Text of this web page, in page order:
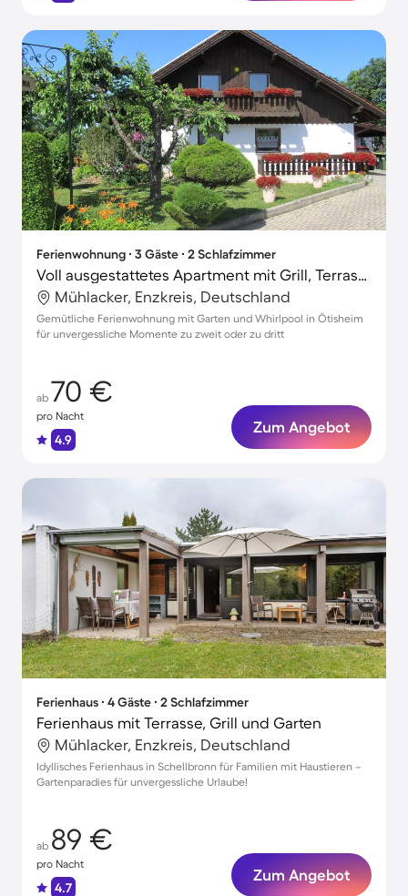
Ferienwohnung ∙ 3 Gäste ∙ 2 Schlafzimmer
Voll ausgestattetes Apartment mit Grill, Terrasse und Garten | Naturblick | Perfekt für die Arbeit von Zuhause
Mühlacker, Enzkreis, Deutschland
Gemütliche Ferienwohnung mit Garten und Whirlpool in Ötisheim
für unvergessliche Momente zu zweit oder zu dritt
ab 70 €
pro Nacht
4.9
Zum Angebot
Ferienhaus ∙ 4 Gäste ∙ 2 Schlafzimmer
Ferienhaus mit Terrasse, Grill und Garten
Mühlacker, Enzkreis, Deutschland
Idyllisches Ferienhaus in Schellbronn für Familien mit Haustieren –
Gartenparadies für unvergessliche Urlaube!
ab 89 €
pro Nacht
4.7
Zum Angebot